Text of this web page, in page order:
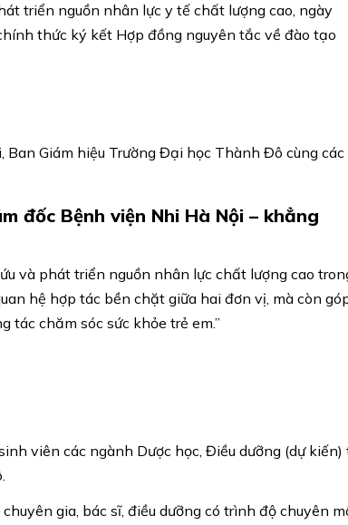
triển nguồn nhân lực y tế chất lượng cao, ngày
thức ký kết Hợp đồng nguyên tắc về đào tạo
Giám hiệu Trường Đại học Thành Đô cùng các
đốc Bệnh viện Nhi Hà Nội – khẳng
và phát triển nguồn nhân lực chất lượng cao
hệ hợp tác bền chặt giữa hai đơn vị, mà còn
chăm sóc sức khỏe trẻ em.”
viên các ngành Dược học, Điều dưỡng (dự kiến)
gia, bác sĩ, điều dưỡng có trình độ chuyên